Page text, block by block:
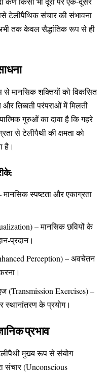
संचार की संभावना
तक केवल सैद्धांतिक रूप से ही
मानसिक शक्तियों को विकसित
और तिब्बती परंपराओं में मिलती
गुरुओं का दावा है कि गहरे
से टेलीपैथी की क्षमता को
है।
स्पष्टता और एकाग्रता
– मानसिक छवियों के
प्रदान।
Perception) – अवचेतन
(Transmission Exercises) –
स्थानांतरण के प्रयोग।
प्रभाव
मुख्य रूप से संयोग
संचार (Unconscious